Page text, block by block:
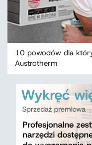
10 powodów dla
Austrotherm